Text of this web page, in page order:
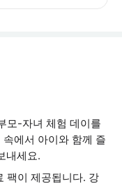
모-자녀 체험 데이를
에서 아이와 함께 즐
내세요.
팩이 제공됩니다. 강